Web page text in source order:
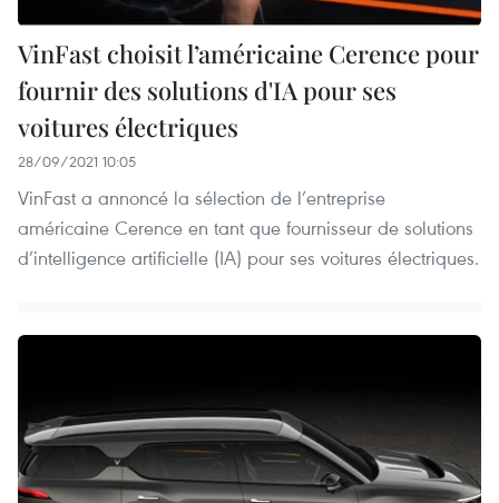
VinFast choisit l’américaine Cerence pour
fournir des solutions d'IA pour ses
voitures électriques
28/09/2021 10:05
VinFast a annoncé la sélection de l’entreprise
américaine Cerence en tant que fournisseur de solutions
d’intelligence artificielle (IA) pour ses voitures électriques.